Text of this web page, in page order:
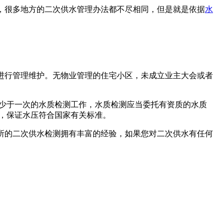
多地方的二次供水管理办法都不尽相同，但是就是依据水
管理维护。无物业管理的住宅小区，未成立业主大会或者
一次的水质检测工作，水质检测应当委托有资质的水质
证水压符合国家有关标准。
二次供水检测拥有丰富的经验，如果您对二次供水有任何